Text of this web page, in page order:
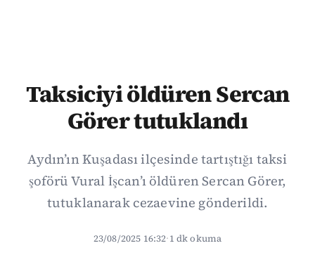
Taksiciyi öldüren Sercan
Görer tutuklandı
Aydın’ın Kuşadası ilçesinde tartıştığı taksi
şoförü Vural İşcan’ı öldüren Sercan Görer,
tutuklanarak cezaevine gönderildi.
23/08/2025 16:32·1 dk okuma